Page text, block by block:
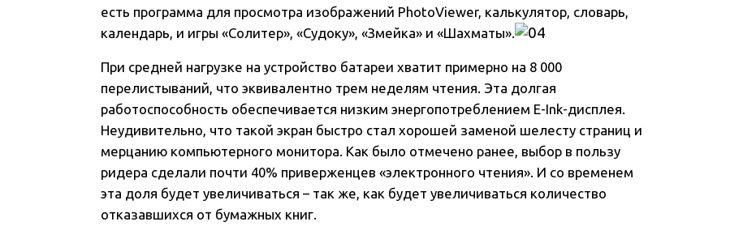
есть программа для просмотра изображений PhotoViewer, калькулятор, словарь,
календарь, и игры «Солитер», «Судоку», «Змейка» и «Шахматы».
При средней нагрузке на устройство батареи хватит примерно на 8 000
перелистываний, что эквивалентно трем неделям чтения. Эта долгая
работоспособность обеспечивается низким энергопотреблением Е-Ink-дисплея.
Неудивительно, что такой экран быстро стал хорошей заменой шелесту страниц и
мерцанию компьютерного монитора. Как было отмечено ранее, выбор в пользу
ридера сделали почти 40% приверженцев «электронного чтения». И со временем
эта доля будет увеличиваться – так же, как будет увеличиваться количество
отказавшихся от бумажных книг.